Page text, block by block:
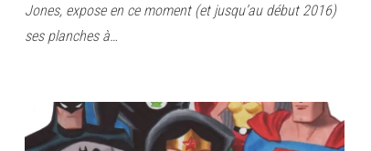
Jones, expose en ce moment (et jusqu’au début 2016)
ses planches à…